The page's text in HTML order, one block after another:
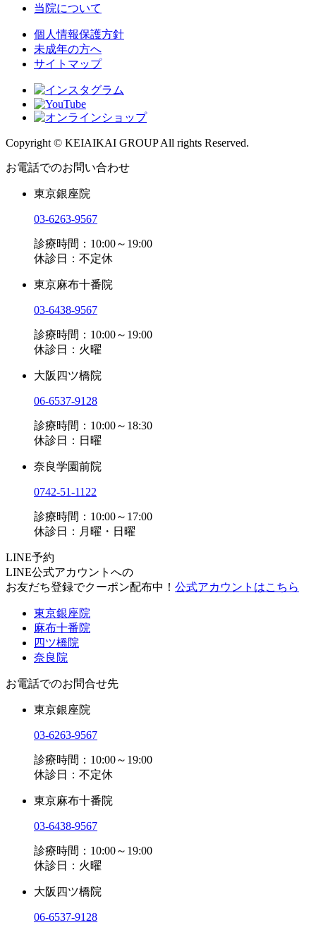
当院について
個人情報保護方針
未成年の方へ
サイトマップ
Copyright © KEIAIKAI GROUP All rights Reserved.
お電話でのお問い合わせ
東京銀座院
03-6263-9567
診療時間：10:00～19:00
休診日：不定休
東京麻布十番院
03-6438-9567
診療時間：10:00～19:00
休診日：火曜
大阪四ツ橋院
06-6537-9128
診療時間：10:00～18:30
休診日：日曜
奈良学園前院
0742-51-1122
診療時間：10:00～17:00
休診日：月曜・日曜
LINE予約
LINE公式アカウントへの
お友だち登録でクーポン配布中！ 公式アカウントはこちら
東京銀座院
麻布十番院
四ツ橋院
奈良院
お電話でのお問合せ先
東京銀座院
03-6263-9567
診療時間：10:00～19:00
休診日：不定休
東京麻布十番院
03-6438-9567
診療時間：10:00～19:00
休診日：火曜
大阪四ツ橋院
06-6537-9128